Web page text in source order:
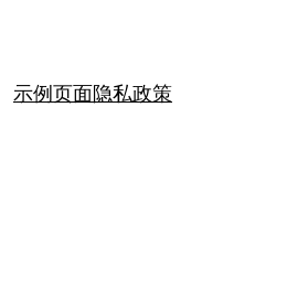
示例页面隐私政策